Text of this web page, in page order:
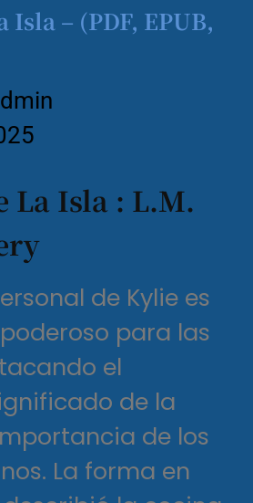
Isla – (PDF, EPUB,
La Isla : L.M.
de Kylie es
para las
el
de la
de los
La forma en